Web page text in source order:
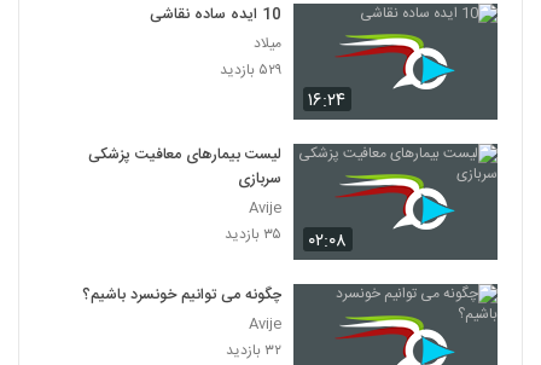
۱۶:۲۴
10 ایده ساده نقاشی
میلاد
۵۲۹ بازدید
۰۲:۰۸
لیست بیمارهای معافیت پزشکی
سربازی
Avije
۳۵ بازدید
چگونه می توانیم خونسرد باشیم؟
Avije
۳۲ بازدید